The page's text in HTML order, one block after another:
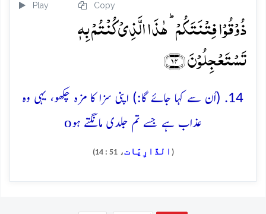
Play Copy
ذُوۡقُوۡا فِتۡنَتَکُمۡ ؕ ہٰذَا الَّذِیۡ کُنۡتُمۡ بِہٖ
تَسۡتَعۡجِلُوۡنَ ﴿۱۴﴾
14. (اُن سے کہا جائے گا:) اپنی سزا کا مزہ چکھو، یہی وہ
عذاب ہے جسے تم جلدی مانگتے ہوo
( الذَّارِيَات، 51 : 14)